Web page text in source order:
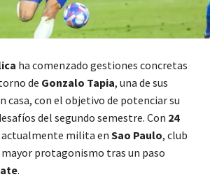
ha comenzado gestiones concretas
de Gonzalo Tapia, una de sus
casa, con el objetivo de potenciar su
del segundo semestre. Con 24
milita en Sao Paulo, club
mayor protagonismo tras un paso
.